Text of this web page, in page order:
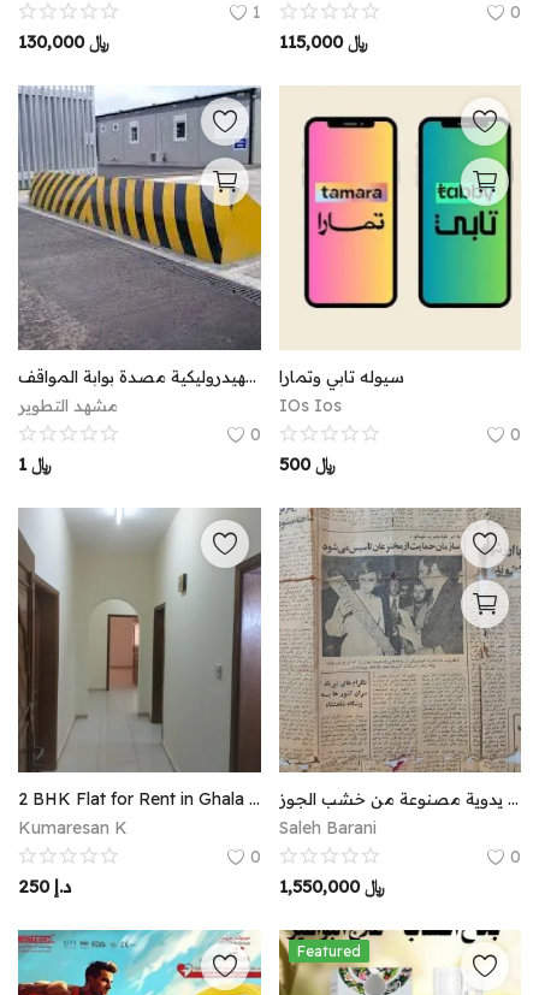
1
130,000﷼
0
115,000﷼
المصدة الهيدروليكية مصدة بوابة المواقف
مشهد التطوير
0
1﷼
سيوله تابي وتمارا
IOs Ios
0
500﷼
2 BHK Flat for Rent in Ghala (Near Toyota Service Center)
Kumaresan K
0
250 د.إ
أشغال يدوية مصنوعة من خشب الجوز
Saleh Barani
0
1,550,000﷼
Featured